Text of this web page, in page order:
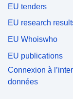
EU tenders
EU research
EU Whoiswho
EU publications
Connexion à
données